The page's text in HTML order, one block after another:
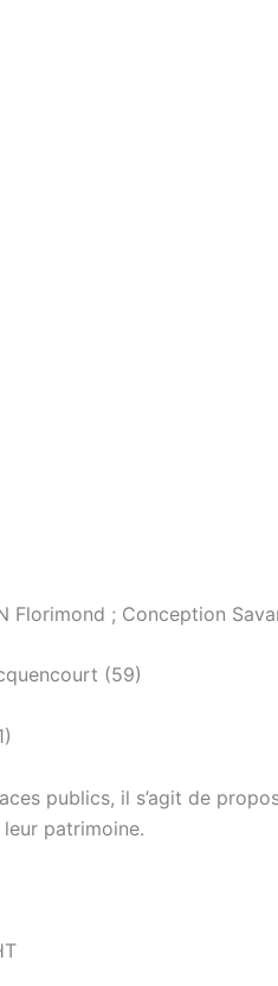
Florimond ; Conception
(59)
publics, il s’agit de
patrimoine.